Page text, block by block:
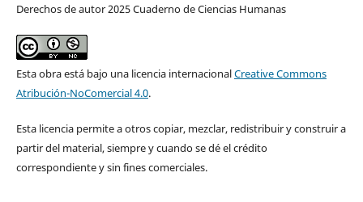
Derechos de autor 2025 Cuaderno de Ciencias Humanas
Esta obra está bajo una licencia internacionalCreative Commons
Atribución-NoComercial 4.0.
Esta licencia permite a otros copiar, mezclar, redistribuir y construir a
partir del material, siempre y cuando se dé el crédito
correspondiente y sin fines comerciales.